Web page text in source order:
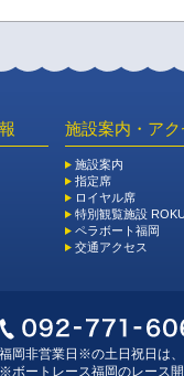
施設案内・アク
施設案内
指定席
ロイヤル席
特別観覧施設 ROKU
ペラボート福岡
交通アクセス
福岡非営業日※の土日祝日は、
※ボートレース福岡のレース